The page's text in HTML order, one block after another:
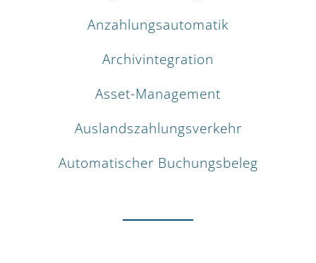
Anzahlungsautomatik
Archivintegration
Asset-Management
Auslandszahlungsverkehr
Automatischer Buchungsbeleg